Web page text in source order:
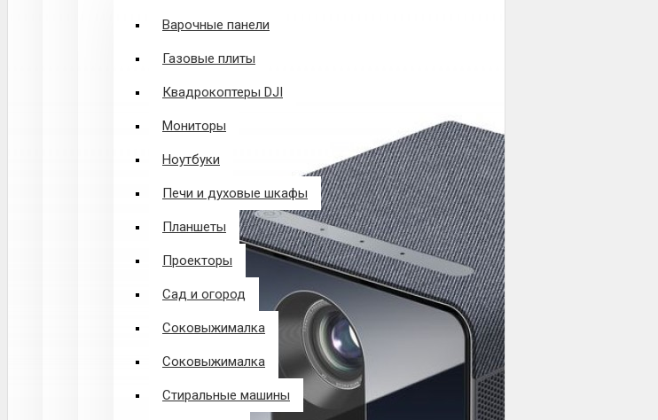
Варочные панели
Газовые плиты
Квадрокоптеры DJI
Мониторы
Ноутбуки
Печи и духовые шкафы
Планшеты
Проекторы
Сад и огород
Соковыжималка
Соковыжималка
Стиральные машины